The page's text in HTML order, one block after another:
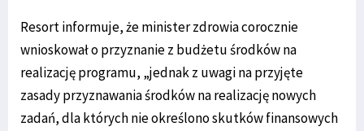
Resort informuje, że minister zdrowia corocznie
wnioskował o przyznanie z budżetu środków na
realizację programu, „jednak z uwagi na przyjęte
zasady przyznawania środków na realizację nowych
zadań, dla których nie określono skutków finansowych